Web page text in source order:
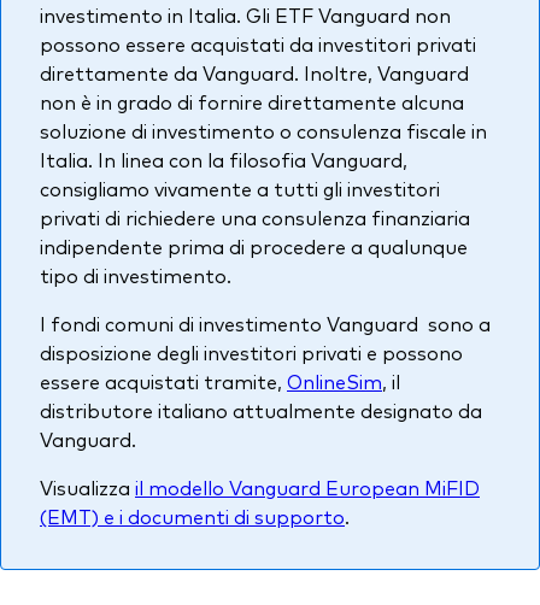
Investi con Vanguard
investimento in Italia. Gli ETF Vanguard non
possono essere acquistati da investitori privati
direttamente da Vanguard. Inoltre, Vanguard
non è in grado di fornire direttamente alcuna
soluzione di investimento o consulenza fiscale in
Italia. In linea con la filosofia Vanguard,
consigliamo vivamente a tutti gli investitori
privati di richiedere una consulenza finanziaria
indipendente prima di procedere a qualunque
tipo di investimento.
I fondi comuni di investimento Vanguard sono a
disposizione degli investitori privati e possono
essere acquistati tramite, OnlineSim, il
distributore italiano attualmente designato da
Vanguard.
Visualizza il modello Vanguard European MiFID
(EMT) e i documenti di supporto.